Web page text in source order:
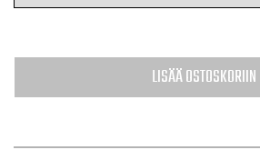
LISÄÄ OSTOSKORIIN